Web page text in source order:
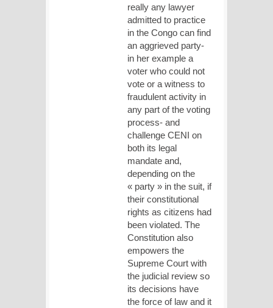
really any lawyer
admitted to practice
in the Congo can find
an aggrieved party-
in her example a
voter who could not
vote or a witness to
fraudulent activity in
any part of the voting
process- and
challenge CENI on
both its legal
mandate and,
depending on the
« party » in the suit, if
their constitutional
rights as citizens had
been violated. The
Constitution also
empowers the
Supreme Court with
the judicial review so
its decisions have
the force of law and it